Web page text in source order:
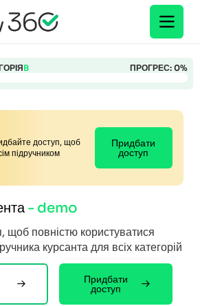
B ПРОГРЕС: 0%
доступ, щоб
підручником
Придбати
доступ
- demo
щоб повністю користуватися
курсанта для всіх категорій
Придбати
доступ